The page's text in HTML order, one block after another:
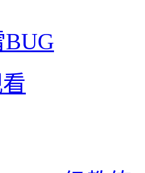
BUG